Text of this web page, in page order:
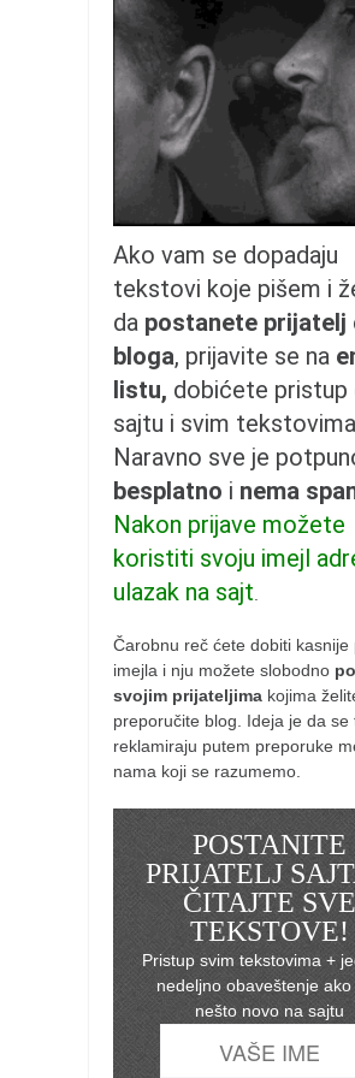
članarina
kontakt
besplatna e-knjiga
termini treninga
kontakt
Ako vam se dopadaju
tekstovi koje pišem i
da postanete prijatelj
bloga, prijavite se na
listu, dobićete pristup
sajtu i svim
Naravno sve je
besplatno i nema
Nakon prijave možete
koristiti svoju imejl
ulazak na sajt
Čarobnu reč ćete dobiti kasnije
imejla i nju možete slobodno
svojim prijateljima kojima
preporučite blog. Ideja je da se
reklamiraju putem preporuke
nama koji se razumemo.
POSTANITE
PRIJATELJ
ČITAJTE SVE
TEKSTOVE!
Pristup svim tekstovima +
nedeljno obaveštenje ako
nešto novo na sajtu